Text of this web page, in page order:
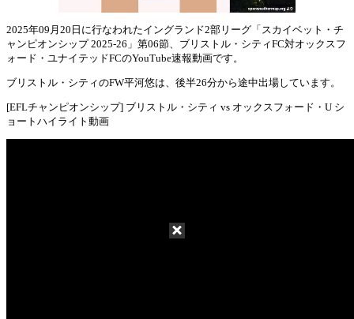
2025年09月20日に行なわれたイングランド2部リーグ「スカイベット・チ
ャンピオンシップ 2025-26」第06節、ブリストル・シティFC対オックスフ
ォード・ユナイテッドFCのYouTube速報動画です。
ブリストル・シティのFW平河悠は、後半26分から途中出場しています。
[EFLチャンピオンシップ] ブリストル・シティ vs オックスフォード・U シ
ョートハイライト動画